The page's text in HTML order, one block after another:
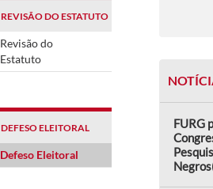
REVISÃO DO ESTATUTO
Revisão do
Estatuto
DEFESO ELEITORAL
Defeso Eleitoral
FURG